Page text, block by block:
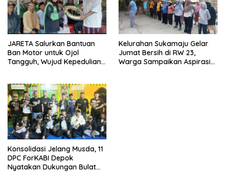
JARETA Salurkan Bantuan
Ban Motor untuk Ojol
Tangguh, Wujud Kepedulian
Kelurahan Sukamaju Gelar
Jumat Bersih di RW 23,
Warga Sampaikan Aspirasi
Konsolidasi Jelang Musda, 11
DPC ForKABI Depok
Nyatakan Dukungan Bulat